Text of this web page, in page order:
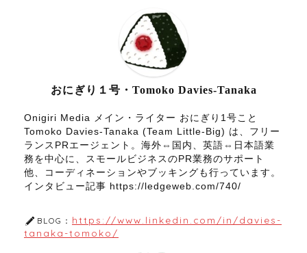
おにぎり１号・Tomoko Davies-Tanaka
Onigiri Media メイン・ライター おにぎり1号こと
Tomoko Davies-Tanaka (Team Little-Big) は、フリー
ランスPRエージェント。海外⇔国内、英語⇔日本語業
務を中心に、スモールビジネスのPR業務のサポート
他、コーディネーションやブッキングも行っています。
インタビュー記事 https://ledgeweb.com/740/
BLOG： https://www.linkedin.com/in/davies-
tanaka-tomoko/